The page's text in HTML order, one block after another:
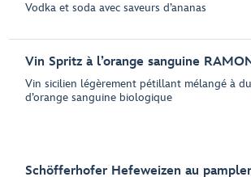
Vodka et soda avec saveurs d’ananas
Vin Spritz à l’orange sanguine
Vin sicilien légèrement pétillant mélangé à
d’orange sanguine biologique
Schöfferhofer Hefeweizen au